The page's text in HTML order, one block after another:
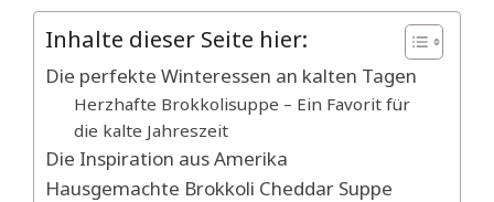
Inhalte dieser Seite hier:
Die perfekte Winteressen an kalten Tagen
Herzhafte Brokkolisuppe – Ein Favorit für
die kalte Jahreszeit
Die Inspiration aus Amerika
Hausgemachte Brokkoli Cheddar Suppe